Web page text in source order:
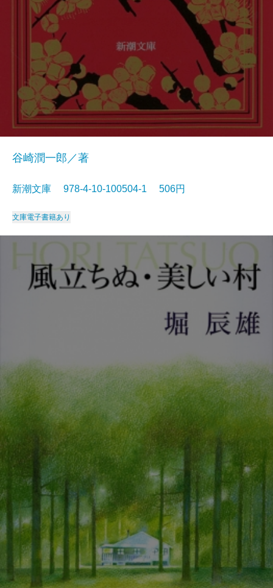
谷崎潤一郎／著
新潮文庫 978-4-10-100504-1 506円
文庫電子書籍あり